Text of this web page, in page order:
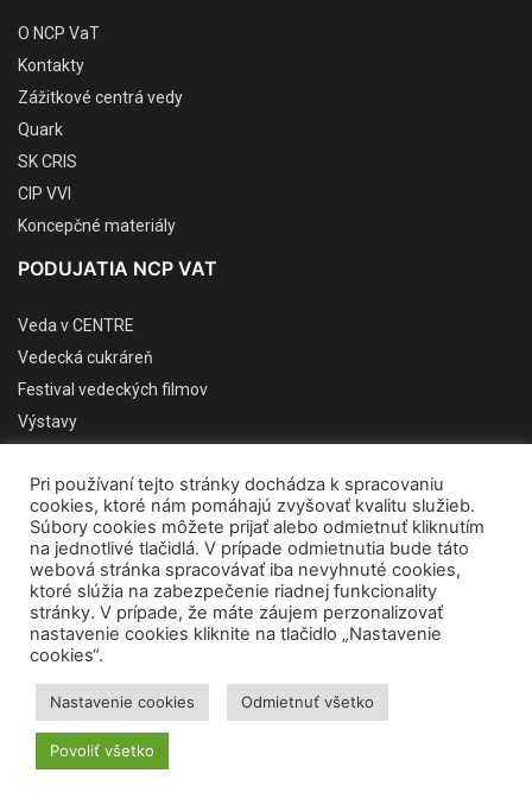
O NCP VaT
Kontakty
Zážitkové centrá vedy
Quark
SK CRIS
CIP VVI
Koncepčné materiály
PODUJATIA NCP VAT
Veda v CENTRE
Vedecká cukráreň
Festival vedeckých filmov
Výstavy
Týždeň vedy a techniky
Európska noc vedy
Vedecká show
Konferencie / workshopy
PUBLIKUJEME
Pri používaní tejto stránky dochádza k spracovaniu
cookies, ktoré nám pomáhajú zvyšovať kvalitu služieb.
Súbory cookies môžete prijať alebo odmietnuť kliknutím
na jednotlivé tlačidlá. V prípade odmietnutia bude táto
webová stránka spracovávať iba nevyhnuté cookies,
ktoré slúžia na zabezpečenie riadnej funkcionality
stránky. V prípade, že máte záujem perzonalizovať
nastavenie cookies kliknite na tlačidlo „Nastavenie
cookies“.
Nastavenie cookies Odmietnuť všetko
Povoliť všetko